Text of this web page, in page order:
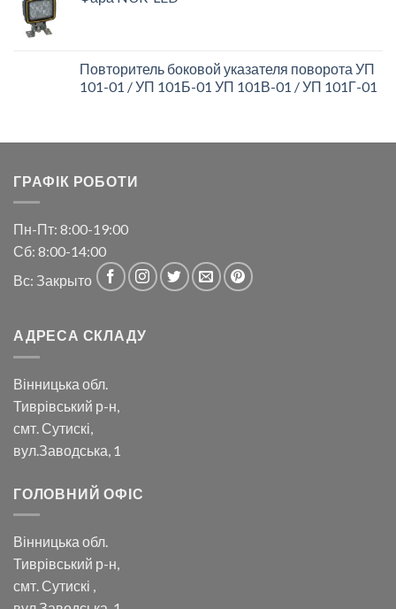
Повторитель боковой указателя поворота УП
101-01 / УП 101Б-01 УП 101В-01 / УП 101Г-01
ГРАФІК РОБОТИ
Пн-Пт: 8:00-19:00
Сб: 8:00-14:00
Вс: Закрыто
АДРЕСА СКЛАДУ
Вінницька обл.
Тиврівський р-н,
смт. Сутискі,
вул.Заводська, 1
ГОЛОВНИЙ ОФІС
Вінницька обл.
Тиврівський р-н,
смт. Сутискі ,